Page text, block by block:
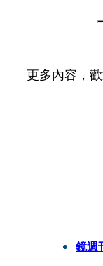
更多內容，
鏡週